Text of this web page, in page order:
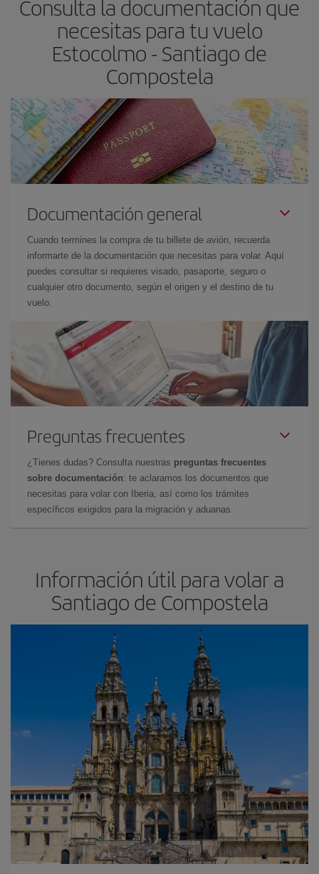
las fechas y los horarios del viaje un poco abiertos, podráselegir
el precio más barato.
Consulta la documentación que
necesitas para tu vuelo
Estocolmo - Santiago de
Compostela
Documentación general
Cuando termines la compra de tu billete de avión, recuerda
informarte de la documentación que necesitas para volar. Aquí
puedes consultar si requieres visado, pasaporte, seguro o
cualquier otro documento, según el origen y el destino de tu
vuelo.
Preguntas frecuentes
¿Tienes dudas? Consulta nuestras preguntas frecuentes
sobre documentación: te aclaramos los documentos que
necesitas para volar con Iberia, así como los trámites
específicos exigidos para la migración y aduanas.
Información útil para volar a
Santiago de Compostela